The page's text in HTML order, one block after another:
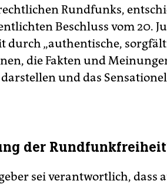
Rundfunks,
Beschluss vom 20.
durch „authentische,
die Fakten und
und das
der
sei verantwortlich, dass